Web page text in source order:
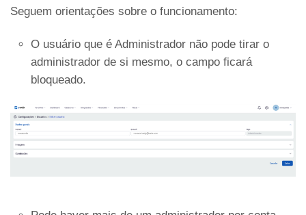
Seguem orientações sobre o funcionamento:
O usuário que é Administrador não pode tirar o
administrador de si mesmo, o campo ficará
bloqueado.